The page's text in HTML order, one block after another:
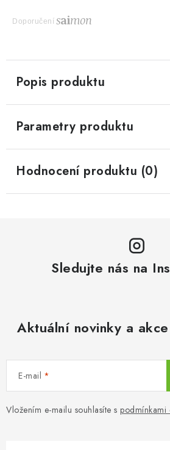
Doporučení
Popis produktu
Parametry produktu
Hodnocení produktu (0)
Sledujte nás na
Aktuální novinky a
E-mail
Vložením e-mailu souhlasíte s podmínkami